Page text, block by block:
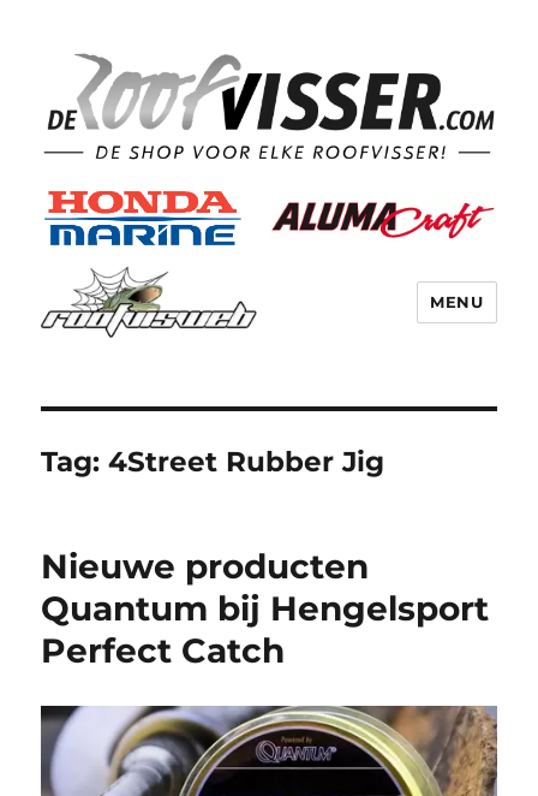
MENU
Tag:4Street Rubber Jig
Nieuwe producten
Quantum bij Hengelsport
Perfect Catch